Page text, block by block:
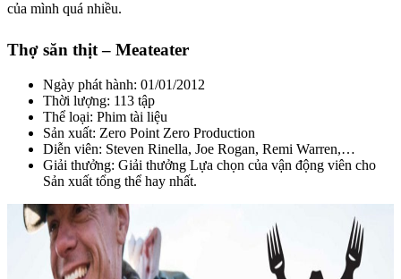
của mình quá nhiều.
Thợ săn thịt – Meateater
Ngày phát hành: 01/01/2012
Thời lượng: 113 tập
Thể loại: Phim tài liệu
Sản xuất: Zero Point Zero Production
Diễn viên: Steven Rinella, Joe Rogan, Remi Warren,…
Giải thưởng: Giải thưởng Lựa chọn của vận động viên cho
Sản xuất tổng thể hay nhất.